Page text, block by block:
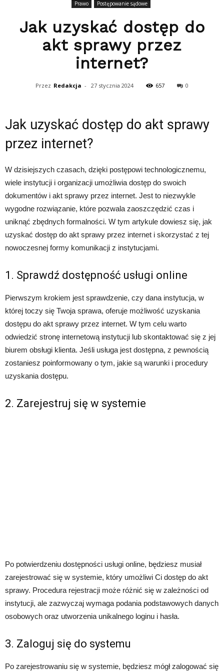
Prawo Postępowanie sądowe
Jak uzyskać dostęp do
akt sprawy przez
internet?
Przez Redakcja - 27 stycznia 2024 657 0
Jak uzyskać dostęp do akt sprawy
przez internet?
W dzisiejszych czasach, dzięki postępowi technologicznemu,
wiele instytucji i organizacji umożliwia dostęp do swoich
dokumentów i akt sprawy przez internet. Jest to niezwykle
wygodne rozwiązanie, które pozwala zaoszczędzić czas i
uniknąć zbędnych formalności. W tym artykule dowiesz się, jak
uzyskać dostęp do akt sprawy przez internet i skorzystać z tej
nowoczesnej formy komunikacji z instytucjami.
1. Sprawdź dostępność usługi online
Pierwszym krokiem jest sprawdzenie, czy dana instytucja, w
której toczy się Twoja sprawa, oferuje możliwość uzyskania
dostępu do akt sprawy przez internet. W tym celu warto
odwiedzić stronę internetową instytucji lub skontaktować się z jej
biurem obsługi klienta. Jeśli usługa jest dostępna, z pewnością
zostaniesz poinformowany o tym, jakie są warunki i procedury
uzyskania dostępu.
2. Zarejestruj się w systemie
Po potwierdzeniu dostępności usługi online, będziesz musiał
zarejestrować się w systemie, który umożliwi Ci dostęp do akt
sprawy. Procedura rejestracji może różnić się w zależności od
instytucji, ale zazwyczaj wymaga podania podstawowych danych
osobowych oraz utworzenia unikalnego loginu i hasła.
3. Zaloguj się do systemu
Po zarejestrowaniu się w systemie, będziesz mógł zalogować się